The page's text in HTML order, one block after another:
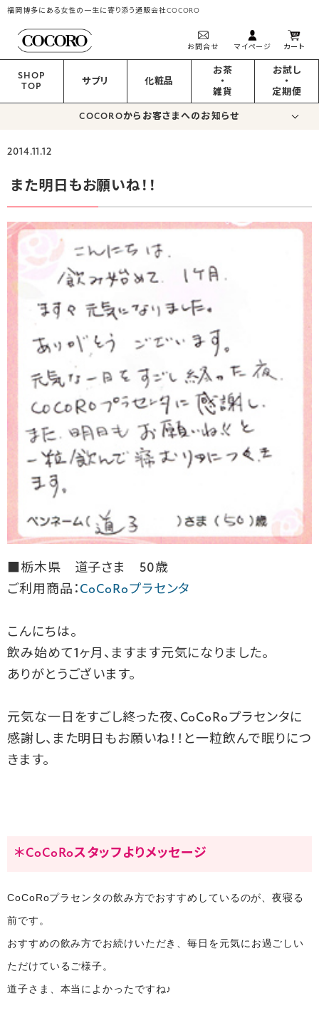
福岡博多にある女性の一生に寄り添う通販会社COCORO
お問合せ マイページ カート
SHOP
TOP
サプリ 化粧品
お茶
・
雑貨
お試し
・
定期便
COCOROからお客さまへのお知らせ
2014.11.12
また明日もお願いね！！
■栃木県 道子さま 50歳
ご利用商品： CoCoRoプラセンタ
こんにちは。
飲み始めて1ヶ月、ますます元気になりました。
ありがとうございます。
元気な一日をすごし終った夜、CoCoRoプラセンタに
感謝し、また明日もお願いね！！と一粒飲んで眠りにつ
きます。
＊CoCoRoスタッフよりメッセージ
CoCoRoプラセンタの飲み方でおすすめしているのが、夜寝る
前です。
おすすめの飲み方でお続けいただき、毎日を元気にお過ごしい
ただけているご様子。
道子さま、本当によかったですね♪